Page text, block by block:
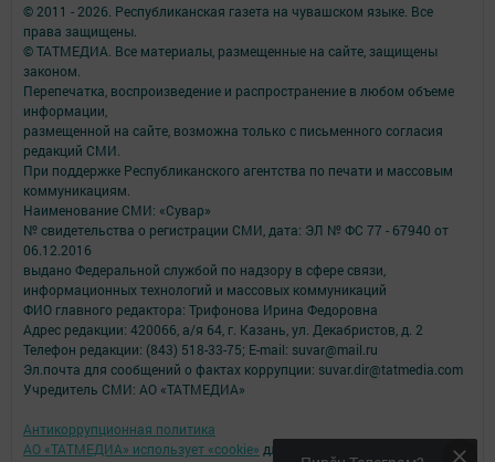
© 2011 - 2026. Республиканская газета на чувашском языке. Все
права защищены.
© ТАТМЕДИА. Все материалы, размещенные на сайте, защищены
законом.
Перепечатка, воспроизведение и распространение в любом объеме
информации,
размещенной на сайте, возможна только с письменного согласия
редакций СМИ.
При поддержке Республиканского агентства по печати и массовым
коммуникациям.
Наименование СМИ: «Сувар»
№ свидетельства о регистрации СМИ, дата: ЭЛ № ФС 77 - 67940 от
06.12.2016
выдано Федеральной службой по надзору в сфере связи,
информационных технологий и массовых коммуникаций
ФИО главного редактора: Трифонова Ирина Федоровна
Адрес редакции: 420066, а/я 64, г. Казань, ул. Декабристов, д. 2
Телефон редакции: (843) 518-33-75; E-mail: suvar@mail.ru
Эл.почта для сообщений о фактах коррупции: suvar.dir@tatmedia.com
Учредитель СМИ: АО «ТАТМЕДИА»
Антикоррупционная политика
АО «ТАТМЕДИА» использует «cookie» для персонализации сервисов и